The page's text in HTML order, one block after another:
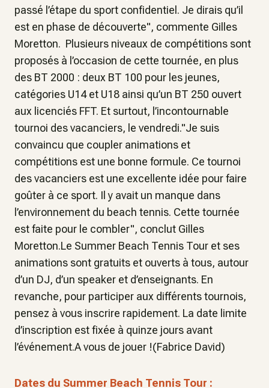
passé l’étape du sport confidentiel. Je dirais qu’il
est en phase de découverte", commente Gilles
Moretton. Plusieurs niveaux de compétitions sont
proposés à l’occasion de cette tournée, en plus
des BT 2000 : deux BT 100 pour les jeunes,
catégories U14 et U18 ainsi qu’un BT 250 ouvert
aux licenciés FFT. Et surtout, l’incontournable
tournoi des vacanciers, le vendredi."Je suis
convaincu que coupler animations et
compétitions est une bonne formule. Ce tournoi
des vacanciers est une excellente idée pour faire
goûter à ce sport. Il y avait un manque dans
l’environnement du beach tennis. Cette tournée
est faite pour le combler", conclut Gilles
Moretton.Le Summer Beach Tennis Tour et ses
animations sont gratuits et ouverts à tous, autour
d’un DJ, d’un speaker et d’enseignants. En
revanche, pour participer aux différents tournois,
pensez à vous inscrire rapidement. La date limite
d’inscription est fixée à quinze jours avant
l’événement.A vous de jouer !(Fabrice David)
Dates du Summer Beach Tennis Tour :